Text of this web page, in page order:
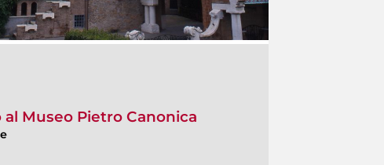
Museo Pietro Canonica